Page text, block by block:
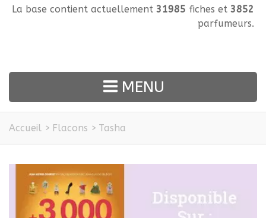
La base contient actuellement 31985 fiches et 3852
parfumeurs.
MENU
Accueil > Flacons > Tasha